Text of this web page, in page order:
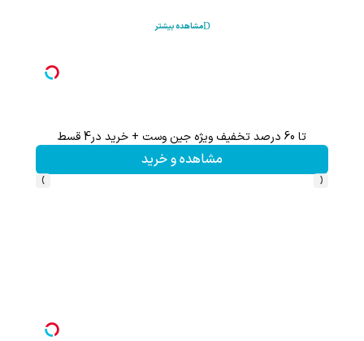
مشاهده بیشتر
تا 60 درصد تخفیف ویژه جین وست + خرید در4 قسط
مشاهده و خرید
‹
›